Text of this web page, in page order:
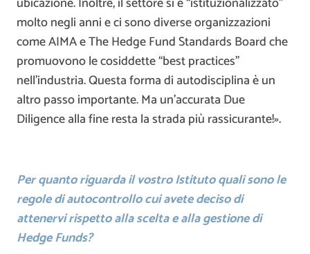
molto negli anni e ci sono diverse organizzazioni
come AIMA e The Hedge Fund Standards Board che
promuovono le cosiddette “best practices”
nell’industria. Questa forma di autodisciplina è un
altro passo importante. Ma un’accurata Due
Diligence alla fine resta la strada più rassicurante!».
Per quanto riguarda il vostro Istituto quali sono le
regole di autocontrollo cui avete deciso di
attenervi rispetto alla scelta e alla gestione di
Hedge Funds?